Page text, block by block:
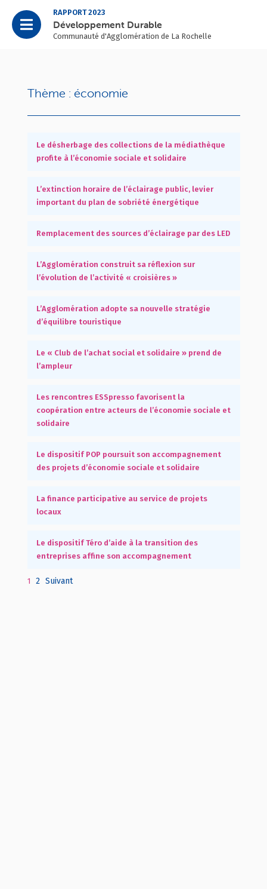
RAPPORT 2023
Développement Durable
Communauté d'Agglomération de La Rochelle
Thème : économie
Le désherbage des collections de la médiathèque
profite à l’économie sociale et solidaire
L’extinction horaire de l’éclairage public, levier
important du plan de sobriété énergétique
Remplacement des sources d’éclairage par des LED
L’Agglomération construit sa réflexion sur
l’évolution de l’activité « croisières »
L’Agglomération adopte sa nouvelle stratégie
d’équilibre touristique
Le « Club de l’achat social et solidaire » prend de
l’ampleur
Les rencontres ESSpresso favorisent la
coopération entre acteurs de l’économie sociale et
solidaire
Le dispositif POP poursuit son accompagnement
des projets d’économie sociale et solidaire
La finance participative au service de projets
locaux
Le dispositif Téro d’aide à la transition des
entreprises affine son accompagnement
1 2 Suivant